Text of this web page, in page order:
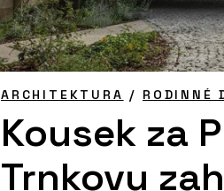
ARCHITEKTURA / RODINNÉ
Kousek za
Trnkovu